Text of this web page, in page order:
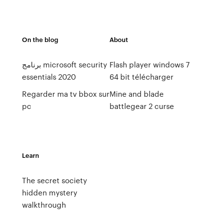
On the blog
برنامج microsoft security
essentials 2020
Regarder ma tv bbox sur
pc
About
Flash player windows 7
64 bit télécharger
Mine and blade
battlegear 2 curse
Learn
The secret society
hidden mystery
walkthrough